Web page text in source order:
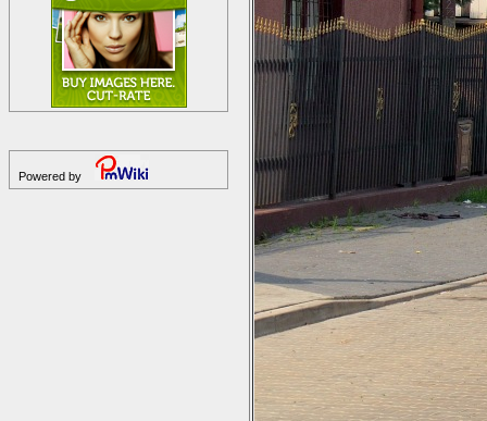
Powered by